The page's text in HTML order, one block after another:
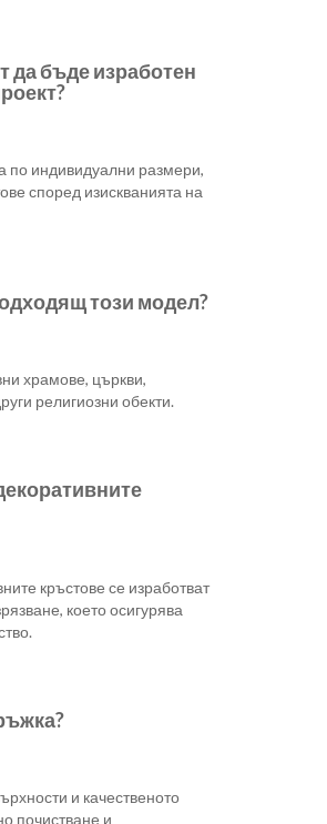
да бъде изработен
по индивидуални размери,
според изискванията на
този модел?
храмове, църкви,
религиозни обекти.
кръстове се изработват
което осигурява
и качественото
почистване и